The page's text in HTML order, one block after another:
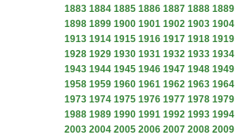
1883 1884 1885 1886 1887 1888 1889
1898 1899 1900 1901 1902 1903 1904
1913 1914 1915 1916 1917 1918 1919
1928 1929 1930 1931 1932 1933 1934
1943 1944 1945 1946 1947 1948 1949
1958 1959 1960 1961 1962 1963 1964
1973 1974 1975 1976 1977 1978 1979
1988 1989 1990 1991 1992 1993 1994
2003 2004 2005 2006 2007 2008 2009